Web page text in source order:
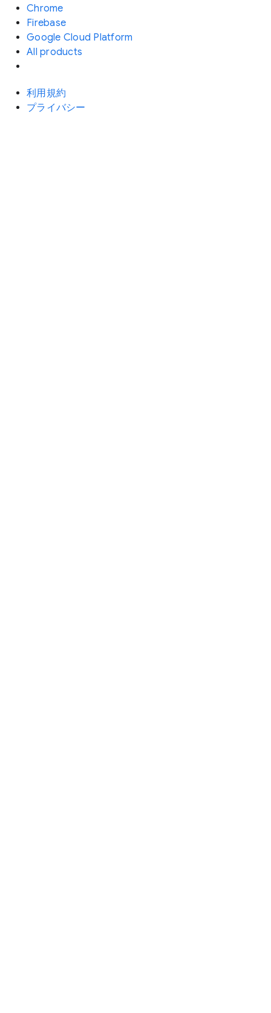
Chrome
Firebase
Google Cloud Platform
All products
利用規約
プライバシー